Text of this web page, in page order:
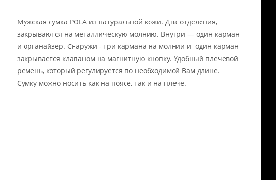
Мужская сумка POLA из натуральной кожи. Два отделения,
закрываются на металлическую молнию. Внутри — один карман
и органайзер. Снаружи - три кармана на молнии и один карман
закрывается клапаном на магнитную кнопку. Удобный плечевой
ремень, который регулируется по необходимой Вам длине.
Сумку можно носить как на поясе, так и на плече.